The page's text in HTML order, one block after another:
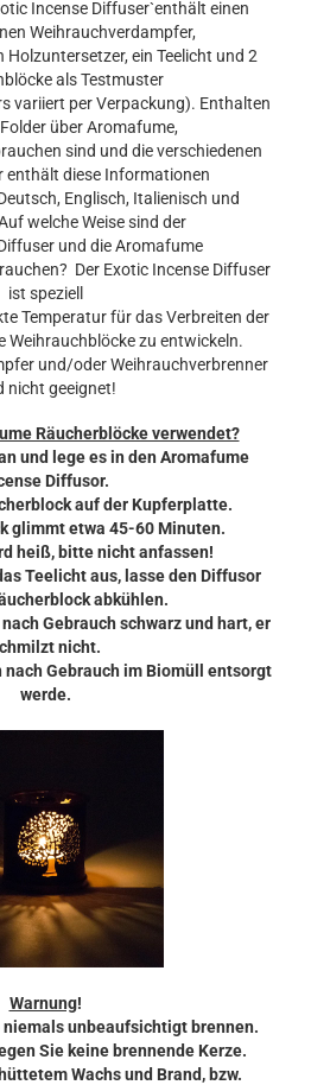
Incense Diffuser`enthält einen
Weihrauchverdampfer,
Holzuntersetzer, ein Teelicht und 2
als Testmuster
variiert per Verpackung). Enthalten
über Aromafume,
sind und die verschiedenen
enthält diese Informationen
Englisch, Italienisch und
welche Weise sind der
und die Aromafume
Der Exotic Incense Diffuser
ist speziell
Temperatur für das Verbreiten der
Weihrauchblöcke zu entwickeln.
und/oder Weihrauchverbrenner
nicht geeignet!
Räucherblöcke verwendet?
und lege es in den Aromafume
Diffusor.
auf der Kupferplatte.
glimmt etwa 45-60 Minuten.
heiß, bitte nicht anfassen!
Teelicht aus, lasse den Diffusor
abkühlen.
Gebrauch schwarz und hart, er
nicht.
nach Gebrauch im Biomüll entsorgt
werde.
Warnung!
niemals unbeaufsichtigt brennen.
Sie keine brennende Kerze.
Wachs und Brand, bzw.